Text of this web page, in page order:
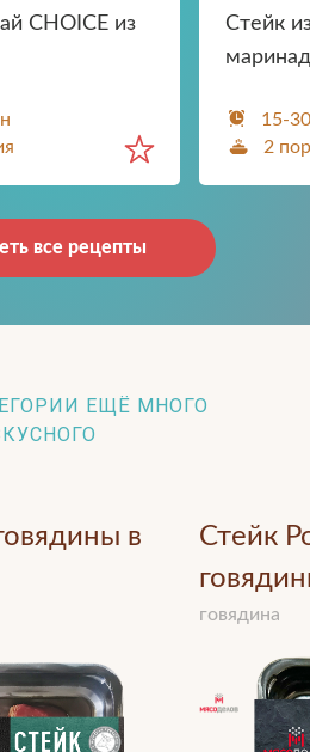
СHOICE из
Стейк
15-
2
все рецепты
ЕЩЁ МНОГО
в
Стейк
говядина